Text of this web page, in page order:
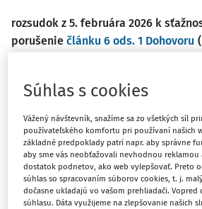
rozsudok z 5. februára 2026 k
porušenie článku 6 ods. 1 Dohovoru
(právo na slobodu prejavu) v
výkonu funkcie sudcu
Sťažovateľka je poľská štátna
narodila v roku 1964 a žije v meste
Sťažovateľka je sudkyňa. Od roku
Združenia sudcov Themis.
Súhlas s cookies
Vážený návštevník, snažíme sa zo všetkých síl
používateľského komfortu pri používaní našich
základné predpoklady patrí napr. aby správne
aby sme vás neobťažovali nevhodnou reklamou
dostatok podnetov, ako web vylepšovať. Preto
súhlas so spracovaním súborov cookies, t. j.
dočasne ukladajú vo vašom prehliadači. Vopred
súhlasu. Dáta využijeme na zlepšovanie našich